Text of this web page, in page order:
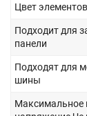
Цвет
Подходит для
панели
Подходят для
шины
Максимальное